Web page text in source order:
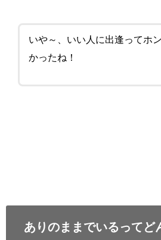
いや～、いい人に出逢ってホ
かったね！
ありのままでいるってど